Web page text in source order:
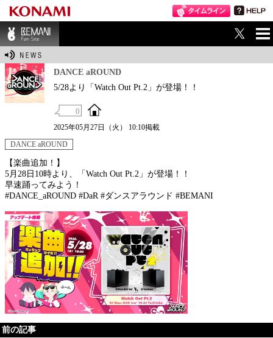
BEMANI Fan Sit
DANCE aROUND
5/28より「Watch Out Pt.2」が登場！！
0
2025年05月27日（火） 10:10掲載
DANCE aROUND
【楽曲追加！】
5月28日10時より、「Watch Out Pt.2」が登場！！
早速踊ってみよう！
#DANCE_aROUND #DaR #ダンスアラウンド #BEMANI
前の記事